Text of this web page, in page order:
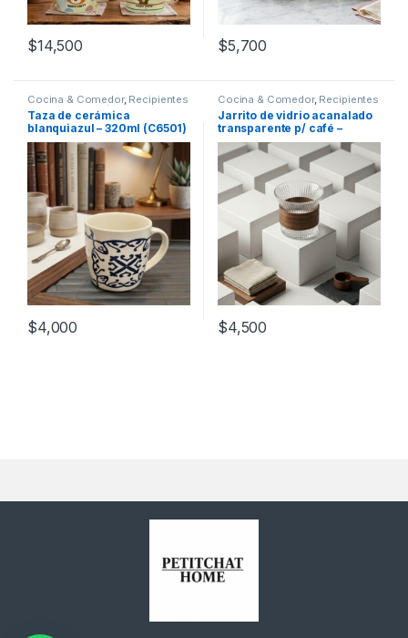
$14,500 $5,700
Cocina & Comedor, Recipientes
para bebidas y líquidos Tazas
Taza de cerámica
blanquiazul – 320ml (C6501)
$4,000
Cocina & Comedor, Recipientes
para bebidas y líquidos Tazas
Jarrito de vidrio acanalado
transparente p/ café –
120mL (C6274)
$4,500